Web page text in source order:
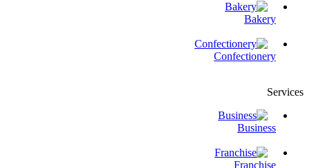
Bakery
Confectionery
Services
Business
Franchise